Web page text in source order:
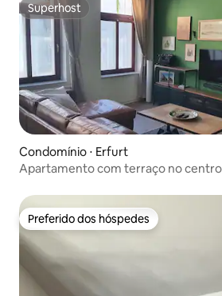
Superhost
Superhost
Condomínio ⋅ Erfurt
Apartamento com terraço no
Preferido dos hóspedes
Preferido dos hóspedes